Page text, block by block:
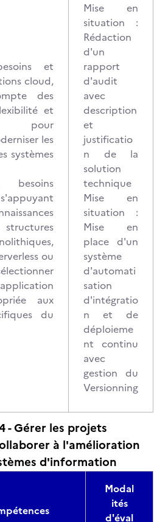
et
cloud,
des
et
pour
les
systèmes
besoins
ou
aux
du
Mise en
situation :
Rédaction
d'un
rapport
d'audit
avec
description
et
justificatio
n de la
solution
technique
Mise en
situation :
Mise en
place d'un
système
d'automati
sation
d'intégratio
n et de
déploieme
nt continu
avec
gestion du
Versionning
- Gérer les projets
à l'amélioration
d'information
Modal
ités
d'éval